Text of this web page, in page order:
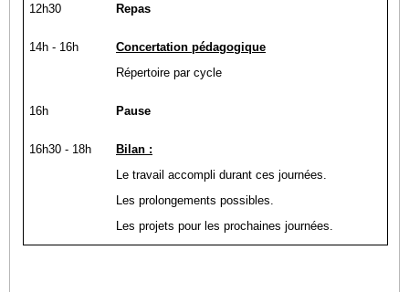
12h30 Repas
14h - 16h
Concertation pédagogique
Répertoire par cycle
16h Pause
16h30 - 18h
Bilan :
Le travail accompli durant ces journées.
Les prolongements possibles.
Les projets pour les prochaines journées.